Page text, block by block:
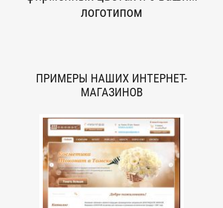
логотипом
ПРИМЕРЫ НАШИХ ИНТЕРНЕТ-
МАГАЗИНОВ